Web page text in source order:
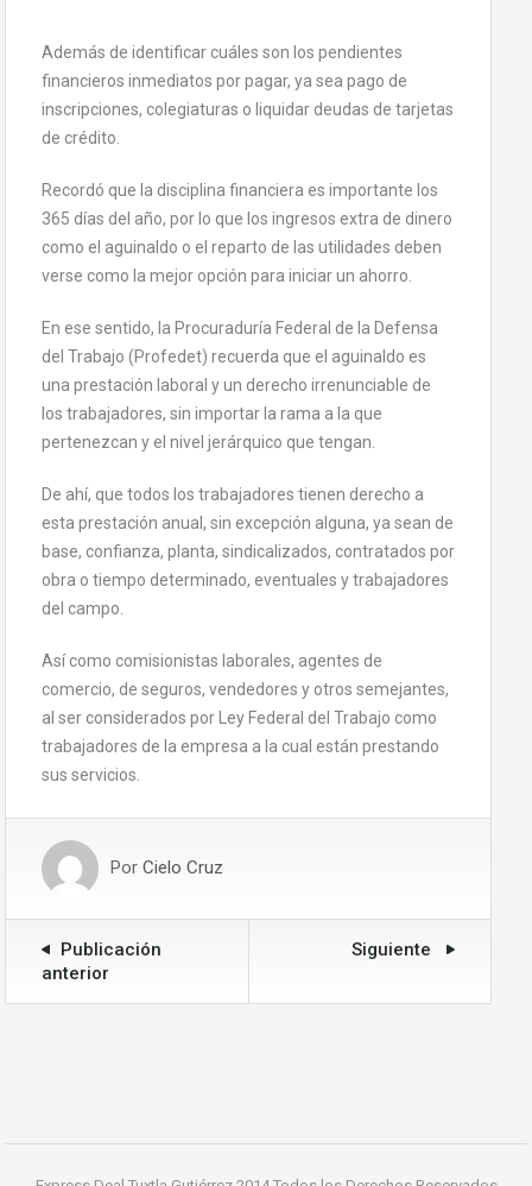
Además de identificar cuáles son los pendientes
financieros inmediatos por pagar, ya sea pago de
inscripciones, colegiaturas o liquidar deudas de tarjetas
de crédito.
Recordó que la disciplina financiera es importante los
365 días del año, por lo que los ingresos extra de dinero
como el aguinaldo o el reparto de las utilidades deben
verse como la mejor opción para iniciar un ahorro.
En ese sentido, la Procuraduría Federal de la Defensa
del Trabajo (Profedet) recuerda que el aguinaldo es
una prestación laboral y un derecho irrenunciable de
los trabajadores, sin importar la rama a la que
pertenezcan y el nivel jerárquico que tengan.
De ahí, que todos los trabajadores tienen derecho a
esta prestación anual, sin excepción alguna, ya sean de
base, confianza, planta, sindicalizados, contratados por
obra o tiempo determinado, eventuales y trabajadores
del campo.
Así como comisionistas laborales, agentes de
comercio, de seguros, vendedores y otros semejantes,
al ser considerados por Ley Federal del Trabajo como
trabajadores de la empresa a la cual están prestando
sus servicios.
Por Cielo Cruz
Publicación
anterior
Siguiente